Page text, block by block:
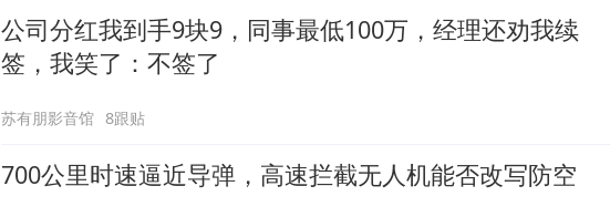
公司分红我到手9块9，同事最低100万，经理还劝我续
签，我笑了：不签了
苏有朋影音馆 8跟贴
700公里时速逼近导弹，高速拦截无人机能否改写防空